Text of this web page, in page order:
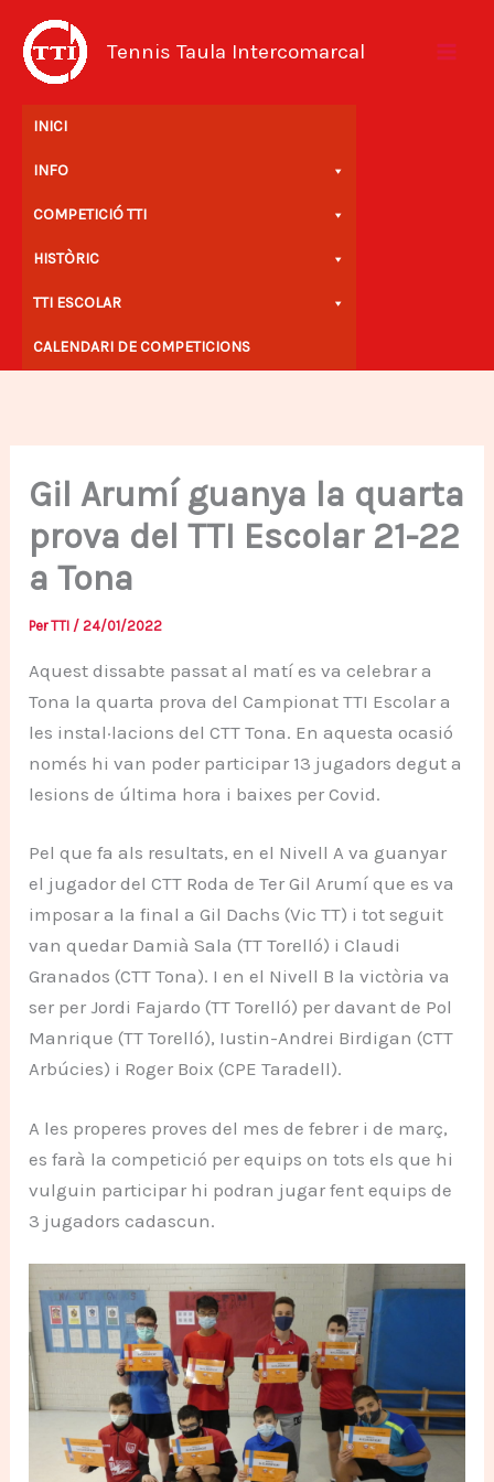
contingut
Tennis Taula Intercomarcal
INICI
INFO
COMPETICIÓ TTI
HISTÒRIC
TTI ESCOLAR
CALENDARI DE COMPETICIONS
Gil Arumí guanya la quarta
prova del TTI Escolar 21-22
a Tona
Per TTI /24/01/2022
Aquest dissabte passat al matí es va celebrar a
Tona la quarta prova del Campionat TTI Escolar a
les instal·lacions del CTT Tona. En aquesta ocasió
només hi van poder participar 13 jugadors degut a
lesions de última hora i baixes per Covid.
Pel que fa als resultats, en el Nivell A va guanyar
el jugador del CTT Roda de Ter Gil Arumí que es va
imposar a la final a Gil Dachs (Vic TT) i tot seguit
van quedar Damià Sala (TT Torelló) i Claudi
Granados (CTT Tona). I en el Nivell B la victòria va
ser per Jordi Fajardo (TT Torelló) per davant de Pol
Manrique (TT Torelló), Iustin-Andrei Birdigan (CTT
Arbúcies) i Roger Boix (CPE Taradell).
A les properes proves del mes de febrer i de març,
es farà la competició per equips on tots els que hi
vulguin participar hi podran jugar fent equips de
3 jugadors cadascun.